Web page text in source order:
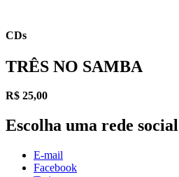
CDs
TRÊS NO SAMBA
R$ 25,00
Escolha uma rede social
E-mail
Facebook